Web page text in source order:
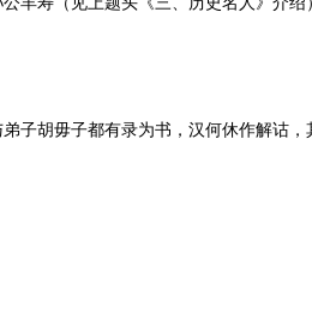
子胡毋子都有录为书，汉何休作解诂，